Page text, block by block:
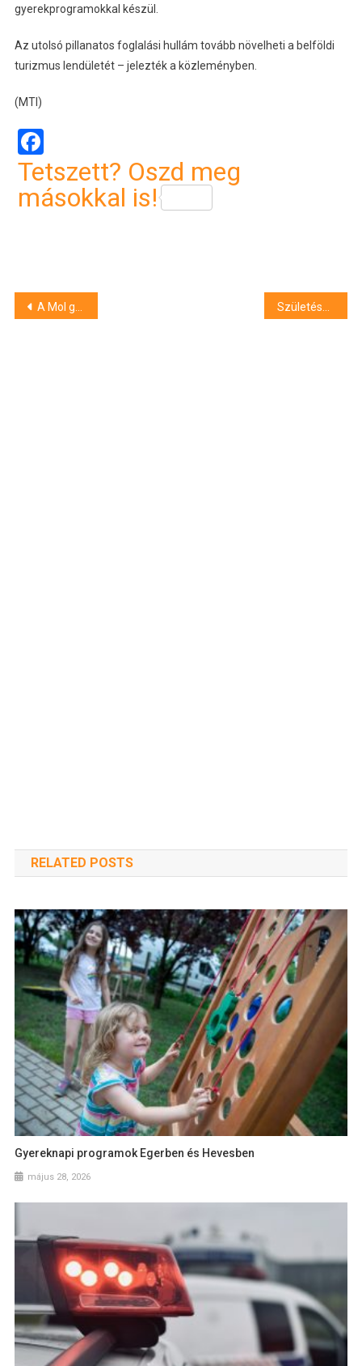
gyerekprogramokkal készül.
Az utolsó pillanatos foglalási hullám tovább növelheti a belföldi
turizmus lendületét – jelezték a közleményben.
(MTI)
Facebook
Tetszett? Oszd meg
másokkal is!
Bejegyzés
A Mol gázüzemet és kutatás-termelési eszközöket vásárol Kelet-Magyarországon
RELATED POSTS
Gyereknapi programok Egerben és Hevesben
május 28, 2026